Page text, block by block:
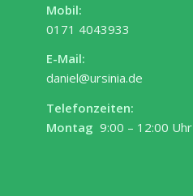
Mobil:
0171 4043933
E-Mail:
daniel@ursinia.de
Telefonzeiten:
Montag 9:00 – 12:00 Uhr